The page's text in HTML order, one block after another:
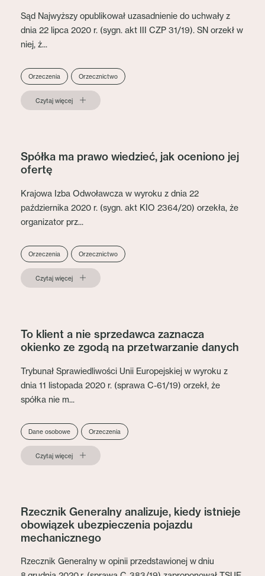
Sąd Najwyższy opublikował uzasadnienie do uchwały z
dnia 22 lipca 2020 r. (sygn. akt III CZP 31/19). SN orzekł w
niej, ż...
Orzeczenia Orzecznictwo
Czytaj więcej
Spółka ma prawo wiedzieć, jak oceniono jej
ofertę
Krajowa Izba Odwoławcza w wyroku z dnia 22
października 2020 r. (sygn. akt KIO 2364/20) orzekła, że
organizator prz...
Orzeczenia Orzecznictwo
Czytaj więcej
To klient a nie sprzedawca zaznacza
okienko ze zgodą na przetwarzanie danych
Trybunał Sprawiedliwości Unii Europejskiej w wyroku z
dnia 11 listopada 2020 r. (sprawa C-61/19) orzekł, że
spółka nie m...
Dane osobowe Orzeczenia
Czytaj więcej
Rzecznik Generalny analizuje, kiedy istnieje
obowiązek ubezpieczenia pojazdu
mechanicznego
Rzecznik Generalny w opinii przedstawionej w dniu